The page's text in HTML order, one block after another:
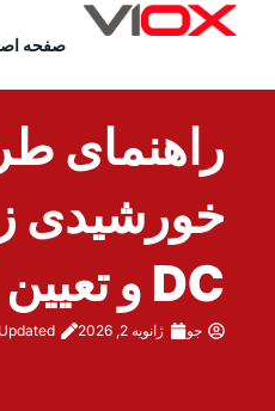
محتوا
صفحه
راهنمای
خورشیدی
DC و تعیین اندازه فیوز
جو ژانویه 2, 2026 Updated: ژانویه 2, 2026